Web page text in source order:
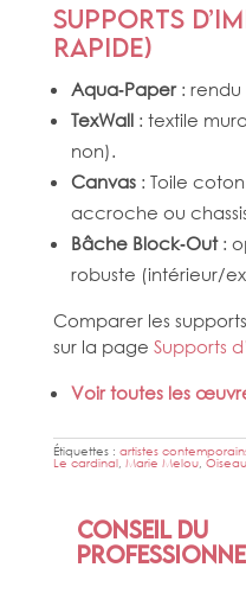
Supports
rapide)
Aqua‑Paper: rendu
TexWall: textile
non).
Canvas: Toile
accroche ou
Bâche Block‑Out:
robuste (intérieur/
Comparer les
sur la page Supports
Voir toutes les
Étiquettes : artistes
Le cardinal, Marie Melou,
Conseil du